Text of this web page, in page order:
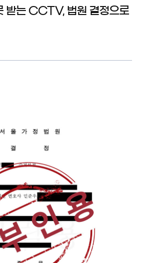
받는 CCTV, 법원 결정으로